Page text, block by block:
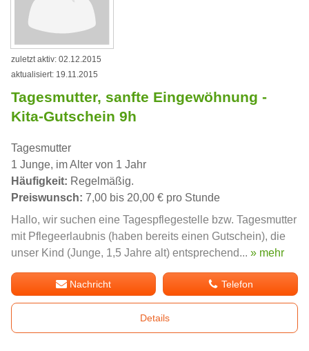
zuletzt aktiv: 02.12.2015
aktualisiert: 19.11.2015
Tagesmutter, sanfte Eingewöhnung -
Kita-Gutschein 9h
Tagesmutter
1 Junge, im Alter von 1 Jahr
Häufigkeit: Regelmäßig.
Preiswunsch: 7,00 bis 20,00 € pro Stunde
Hallo, wir suchen eine Tagespflegestelle bzw. Tagesmutter
mit Pflegeerlaubnis (haben bereits einen Gutschein), die
unser Kind (Junge, 1,5 Jahre alt) entsprechend... » mehr
Nachricht Telefon
Details